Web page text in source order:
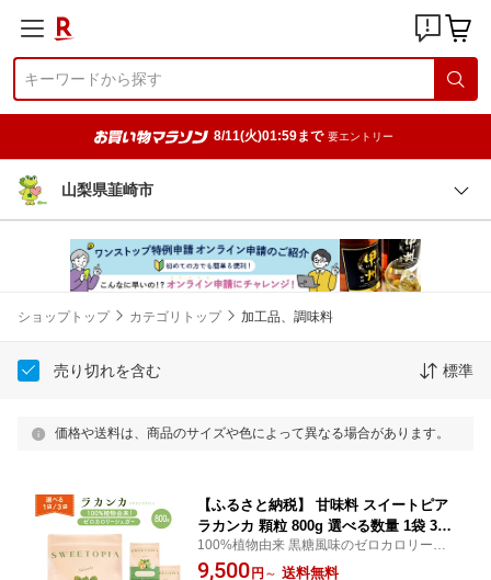
8/11(火)01:59まで 要エントリー
山梨県韮崎市
ショップトップ カテゴリトップ 加工品、調味料
売り切れを含む 標準
価格や送料は、商品のサイズや色によって異なる場合があります。
【ふるさと納税】 甘味料 スイートピア
ラカンカ 顆粒 800g 選べる数量 1袋 3袋
カロリーゼロ 天然甘味料 糖質制限 ≪砂
糖と同じ甘さ≫ [ツルヤ化成工業 山梨県
100%植物由来 黒糖風味のゼロカロリーシ
ュガー
9,500 円 ～ 送料無料